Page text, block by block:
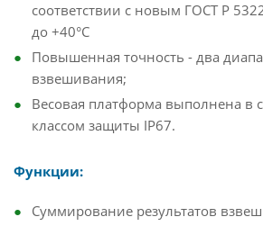
соответствии с новым ГОСТ P
до +40°С
Повышенная точность - два
взвешивания;
Весовая платформа выполнена в
классом защиты IP67.
Функции:
Суммирование результатов